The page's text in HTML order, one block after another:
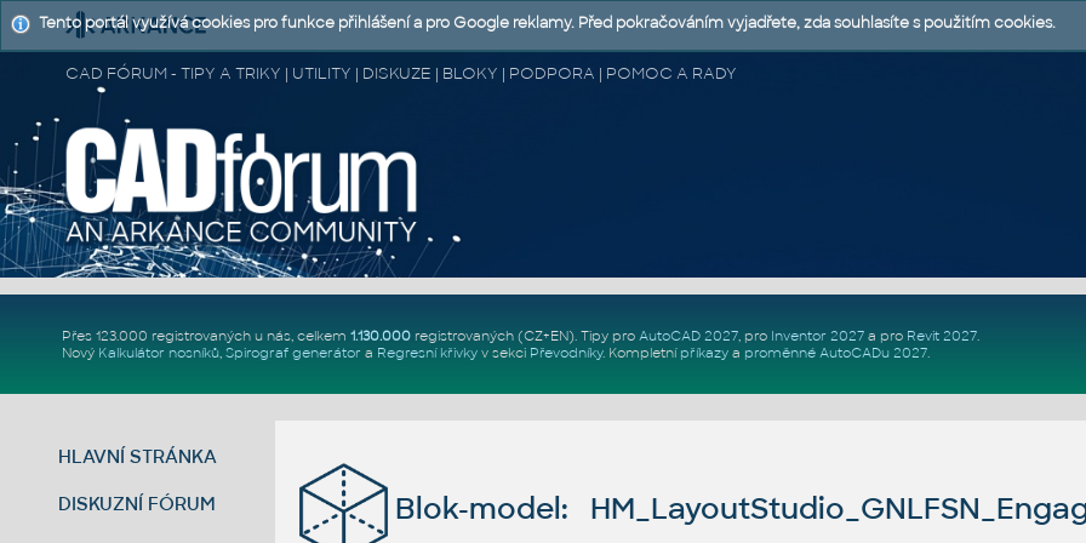
CAD FÓRUM - TIPY A TRIKY | UTILITY | DISKUZE | BLOKY | PODPORA | POMOC A RADY
Přes 123.000 registrovaných u nás, celkem 1.130.000registrovaných (CZ+EN). Tipy pro AutoCAD 2027, pro Inventor 2027a pro Revit 2027.
Nový Kalkulátor nosníků, Spirograf generátor a Regresní křivkyv sekci Převodníky. Kompletní příkazya proměnné AutoCADu 2027.
HLAVNÍ STRÁNKA
DISKUZNÍ FÓRUM Blok-model:
Tento portál využívá cookies pro funkce přihlášení a pro Google reklamy. Před pokračováním vyjadřete, zda souhlasíte s použitím cookies.